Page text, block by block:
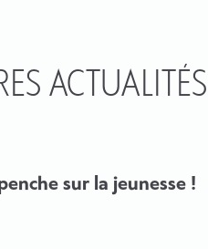
ACTUALITÉS
sur la jeunesse !